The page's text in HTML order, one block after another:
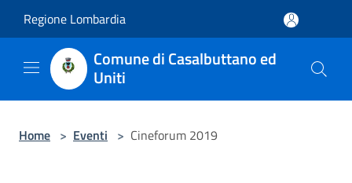
Regione Lombardia
Comune di Casalbuttano ed
Uniti
Home > Eventi > Cineforum 2019